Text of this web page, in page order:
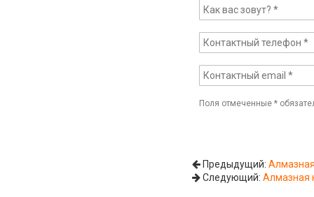
Поля отмеченные*
Предыдущий:
Следующий:Алмазная